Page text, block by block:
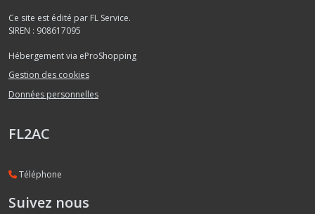
Ce site est édité par FL Service.
SIREN : 908617095
Hébergement via eProShopping
Gestion des cookies
Données personnelles
FL2AC
Téléphone
Suivez nous